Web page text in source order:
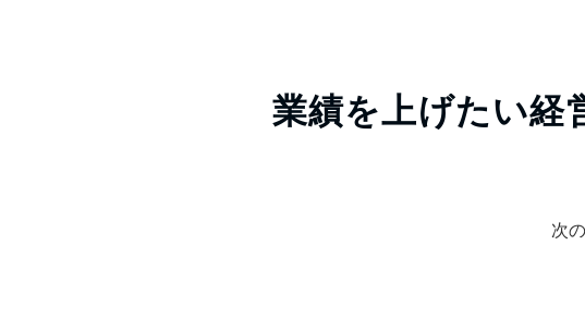
2021年1月8日 １都３県 緊急事態宣言に対して
業績を上げたい経
次